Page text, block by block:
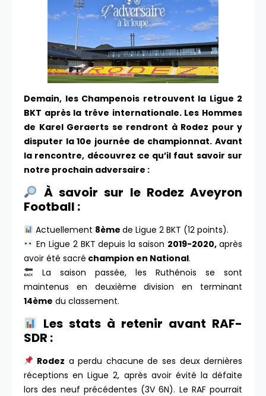
Demain, les Champenois retrouvent la Ligue 2
BKT après la trêve internationale. Les Hommes
de Karel Geraerts se rendront à Rodez pour y
disputer la 10e journée de championnat. Avant
la rencontre, découvrez ce qu’il faut savoir sur
notre prochain adversaire :
À savoir sur le Rodez Aveyron
Football :
Actuellement 8ème de Ligue 2 BKT (12 points).
En Ligue 2 BKT depuis la saison 2019-2020,après
avoir été sacré champion en National.
La saison passée, les Ruthénois se sont
maintenus en deuxième division en terminant
14ème du classement.
Les stats à retenir avant RAF-
SDR :
Rodez a perdu chacune de ses deux dernières
réceptions en Ligue 2, après avoir évité la défaite
lors des neuf précédentes (3V 6N). Le RAF pourrait